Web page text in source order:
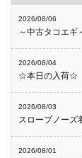
2026/08/06
～中古タコエギ
2026/08/04
☆本日の入荷☆
2026/08/03
スロープノーズ
2026/08/01